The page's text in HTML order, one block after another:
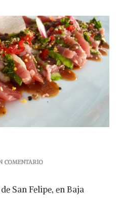
COMENTARIOEN
SE
San Felipe, en Baja